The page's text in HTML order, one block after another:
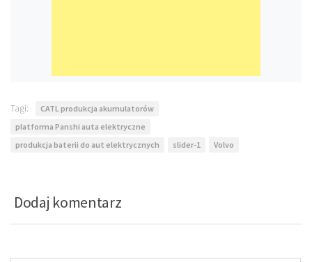
Tagi:
CATL produkcja akumulatorów
platforma Panshi auta elektryczne
produkcja baterii do aut elektrycznych
slider-1 Volvo
Dodaj komentarz